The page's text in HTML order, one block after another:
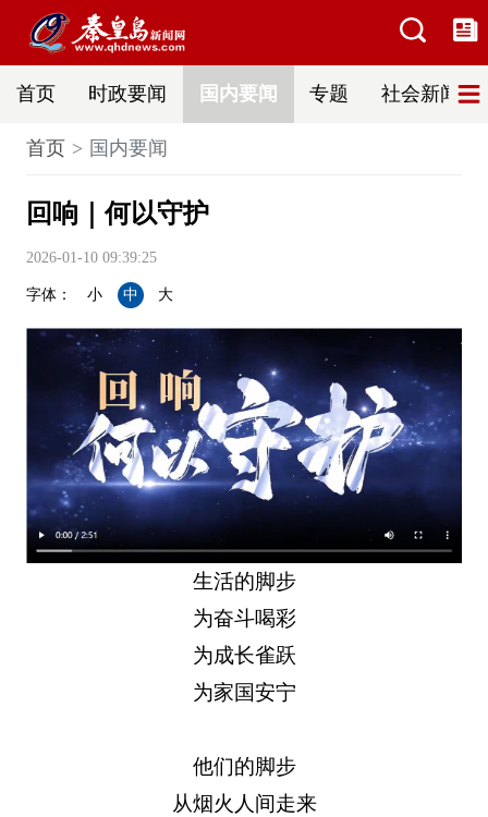
首页 时政要闻 国内要闻 专题 社会新闻
首页 国内要闻
回响｜何以守护
2026-01-10 09:39:25
字体： 小 中 大
生活的脚步
为奋斗喝彩
为成长雀跃
为家国安宁
他们的脚步
从烟火人间走来